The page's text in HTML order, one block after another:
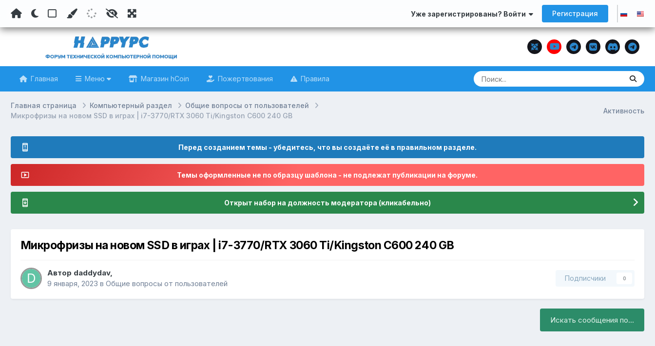
Уже зарегистрированы? Войти Регистрация
Главная Меню Магазин hCoin Пожертвования Правила
Активность
Главная страница Компьютерный раздел
Общие вопросы от пользователей
Микрофризы на новом SSD в играх | i7-3770/RTX 3060 Ti/Kingston C600 240 GB
Перед созданием темы - убедитесь, что вы создаёте её в правильном разделе.
Темы оформленные не по образцу шаблона - не подлежат публикации на форуме.
Открыт набор на должность модератора (кликабельно)
Микрофризы на новом SSD в играх | i7-3770/RTX 3060 Ti/Kingston C600 240 GB
Автор daddydav,
9 января, 2023 в Общие вопросы от пользователей
Подписчики 0
Искать сообщения по...